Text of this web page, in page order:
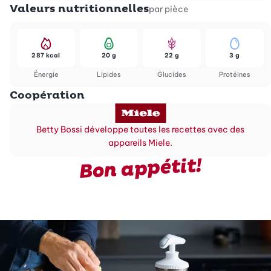
Valeurs nutritionnellespar pièce
Énergie
287 kcal
Lipides
20 g
Glucides
22 g
Protéines
3 g
Coopération
Betty Bossi développe toutes les recettes avec des
appareils Miele.
Bon appétit!